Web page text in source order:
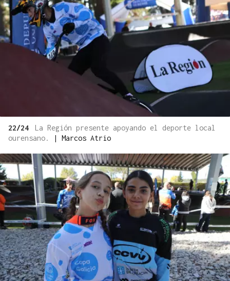
22/24
La Región presente apoyando el deporte local
ourensano.
| Marcos Atrio